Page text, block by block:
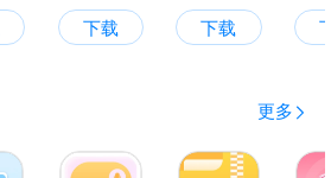
下载 下载
更多